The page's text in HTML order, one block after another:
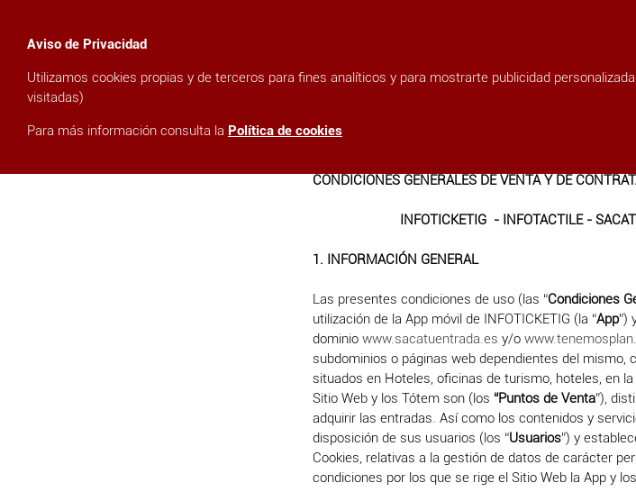
Aviso de Privacidad
Utilizamos cookies propias y de terceros para fines analíticos y para mostrarte publicidad
visitadas)
Para más información consulta la Política de cookies
shopping_cart
Condiciones Generales de venta
CONDICIONES GENERALES DE VENTA Y DE
INFOTICKETIG - INFOTACTILE -
1. INFORMACIÓN GENERAL
Las presentes condiciones de uso (las “Condiciones
utilización de la App móvil de INFOTICKETIG (la “App”)
dominiowww.sacatuentrada.es y/o
subdominios o páginas web dependientes del
situados en Hoteles, oficinas de turismo, hoteles, en
Sitio Web y los Tótem son (los “Puntos de Venta”),
adquirir las entradas. Así como los contenidos y
disposición de sus usuarios (los “Usuarios”) y
Cookies, relativas a la gestión de datos de carácter
condiciones por los que se rige el Sitio Web la App y